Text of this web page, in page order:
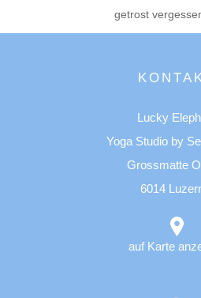
getrost
Lucky
Yoga Studio by
Grossmatte
6014
auf Karte